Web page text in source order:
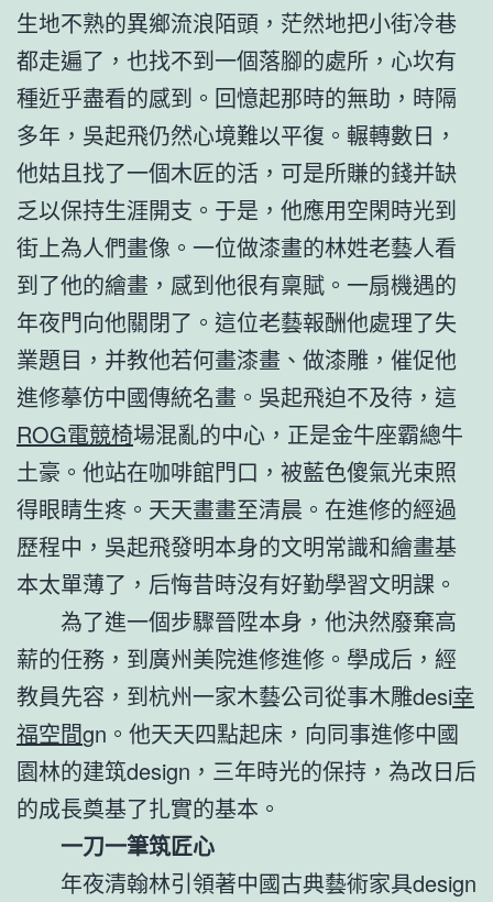
生地不熟的異鄉流浪陌頭，茫然地把小街冷巷
都走遍了，也找不到一個落腳的處所，心坎有
種近乎盡看的感到。回憶起那時的無助，時隔
多年，吳起飛仍然心境難以平復。輾轉數日，
他姑且找了一個木匠的活，可是所賺的錢并缺
乏以保持生涯開支。于是，他應用空閑時光到
街上為人們畫像。一位做漆畫的林姓老藝人看
到了他的繪畫，感到他很有稟賦。一扇機遇的
年夜門向他關閉了。這位老藝報酬他處理了失
業題目，并教他若何畫漆畫、做漆雕，催促他
進修摹仿中國傳統名畫。吳起飛迫不及待，這
ROG電競椅場混亂的中心，正是金牛座霸總牛
土豪。他站在咖啡館門口，被藍色傻氣光束照
得眼睛生疼。天天畫畫至清晨。在進修的經過
歷程中，吳起飛發明本身的文明常識和繪畫基
本太單薄了，后悔昔時沒有好勤學習文明課。
為了進一個步驟晉陞本身，他決然廢棄高
薪的任務，到廣州美院進修進修。學成后，經
教員先容，到杭州一家木藝公司從事木雕desi幸
福空間gn。他天天四點起床，向同事進修中國
園林的建筑design，三年時光的保持，為改日后
的成長奠基了扎實的基本。
一刀一筆筑匠心
年夜清翰林引領著中國古典藝術家具design